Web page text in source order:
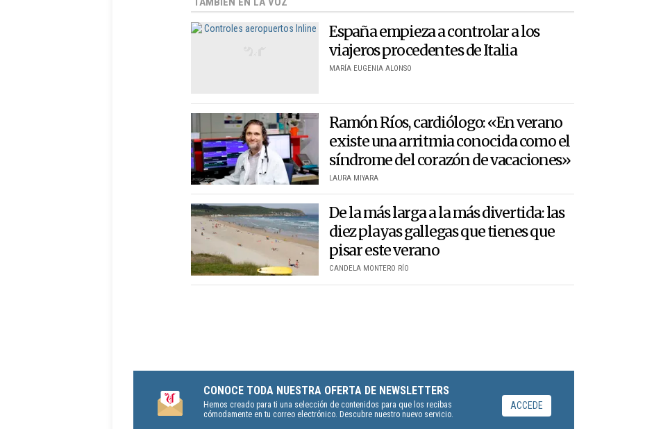
España empieza a controlar a los
viajeros procedentes de Italia
MARÍA EUGENIA ALONSO
Ramón Ríos, cardiólogo: «En verano
existe una arritmia conocida como el
síndrome del corazón de vacaciones»
LAURA MIYARA
De la más larga a la más divertida: las
diez playas gallegas que tienes que
pisar este verano
CANDELA MONTERO RÍO
CONOCE TODA NUESTRA OFERTA DE NEWSLETTERS
Hemos creado para ti una selección de contenidos para que los recibas
cómodamente en tu correo electrónico. Descubre nuestro nuevo servicio.
ACCEDE